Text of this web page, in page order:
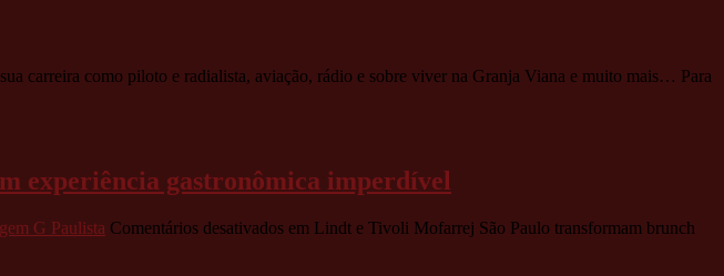
carreira como piloto e radialista, aviação, rádio e sobre viver na Granja Viana e muito mais… Para
experiência gastronômica imperdível
G Paulista Comentários desativados em Lindt e Tivoli Mofarrej São Paulo transformam brunch